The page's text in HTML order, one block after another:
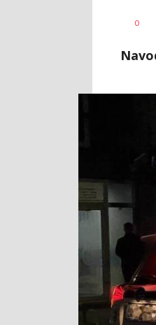
AUTOR
0